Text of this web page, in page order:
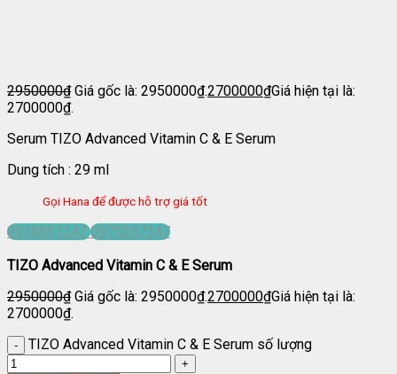
2950000₫ Giá gốc là: 2950000₫.2700000₫Giá hiện tại là:
2700000₫.
Serum TIZO Advanced Vitamin C & E Serum
Dung tích : 29 ml
Gọi Hana để được hỗ trợ giá tốt
0918551247 0975357347
TIZO Advanced Vitamin C & E Serum
2950000₫ Giá gốc là: 2950000₫.2700000₫Giá hiện tại là:
2700000₫.
TIZO Advanced Vitamin C & E Serum số lượng